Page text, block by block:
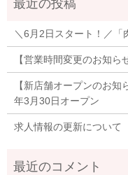
＼6月2日スタート！／「
【営業時間変更のお知ら
【新店舗オープンのお
年3月30日オープン
求人情報の更新について